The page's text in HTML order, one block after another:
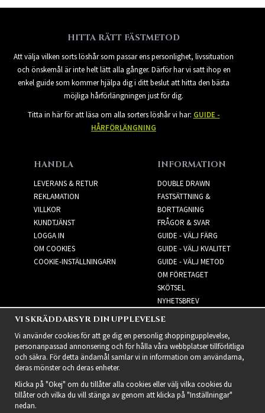
HITTA RÄTT FÄSTMETOD
Att välja vilken sorts löshår som passar ens personlighet, livssituation
och önskemål är inte helt lätt alla gånger. Därför har vi satt ihop en
enkel guide som kommer hjälpa dig i ditt beslut att hitta den bästa
möjliga hårförlängningen just för dig.
Titta in här för att läsa om alla sorters löshår vi har: GUIDE -
HÅRFÖRLÄNGNING
HANDLA
LEVERANS & RETUR
REKLAMATION
VILLKOR
KUNDTJÄNST
LOGGA IN
OM COOKIES
COOKIE-INSTÄLLNINGARN
INFORMATION
DOUBLE DRAWN
FASTSÄTTNING &
BORTTAGNING
FRÅGOR & SVAR
GUIDE - VÄLJ FÄRG
GUIDE - VÄLJ KVALITET
GUIDE - VÄLJ METOD
OM FÖRETAGET
SKÖTSEL
NYHETSBREV
NYHETSBREV
VI SKRÄDDARSYR DIN UPPLEVELSE
Vi använder cookies för att ge dig en personlig shoppingupplevelse,
personanpassad annonsering och för hålla våra webbplatser tillförlitliga
och säkra. För detta ändamål samlar vi in information om användarna,
deras mönster och deras enheter.
Klicka på "Okej" om du tillåter alla cookies eller välj vilka cookies du
tillåter och vilka du vill stänga av genom att klicka på "Inställningar"
nedan.